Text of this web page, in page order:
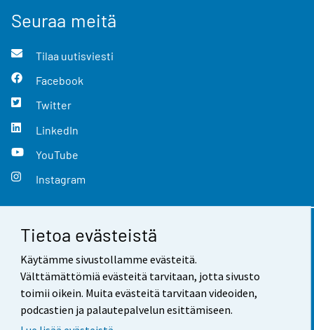
Tietoa evästeistä
Käytämme sivustollamme evästeitä.
Välttämättömiä evästeitä tarvitaan, jotta sivusto
toimii oikein. Muita evästeitä tarvitaan videoiden,
podcastien ja palautepalvelun esittämiseen.
Seuraa meitä
Tilaa uutisviesti
Facebook
Twitter
LinkedIn
YouTube
Instagram
Yhteystiedot
Palaute
Käyttöehdot